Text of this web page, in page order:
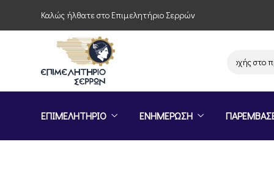
Καλώς ήλθατε στο Επιμελητήριο Σερρών
Πρόσκληση συμμετοχής στο
ΕΠΙΜΕΛΗΤΗΡΙΟ ΕΝΗΜΕΡΩΣΗ